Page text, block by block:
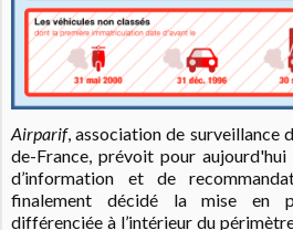
Airparif, association de surveillance
de-France, prévoit pour aujourd'hui
d’information et de
finalement décidé la mise en
différenciée à l’intérieur du